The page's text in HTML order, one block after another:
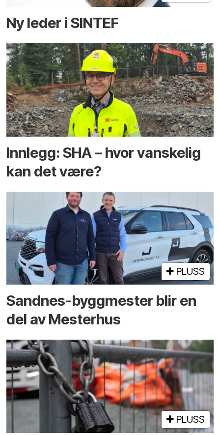
Ny leder i SINTEF
Innlegg: SHA – hvor vanskelig
kan det være?
PLUSS
Sandnes-byggmester blir en
del av Mesterhus
PLUSS